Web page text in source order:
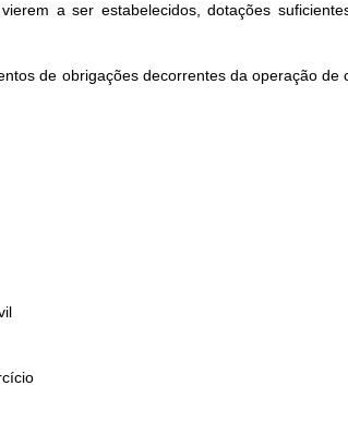
a ser estabelecidos, dotações
de obrigações decorrentes da operação de